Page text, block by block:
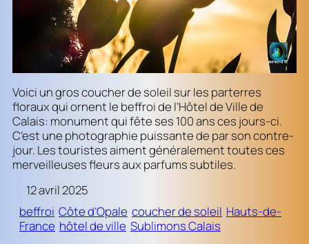
Voici un gros coucher de soleil sur les parterres
floraux qui ornent le beffroi de l’Hôtel de Ville de
Calais: monument qui fête ses 100 ans ces jours-ci.
C’est une photographie puissante de par son contre-
jour. Les touristes aiment généralement toutes ces
merveilleuses fleurs aux parfums subtiles.
12 avril 2025
beffroi Côte d’Opale coucher de soleil Hauts-de-
France hôtel de ville Sublimons Calais